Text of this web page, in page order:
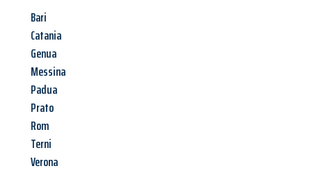
Bari
Catania
Genua
Messina
Padua
Prato
Rom
Terni
Verona